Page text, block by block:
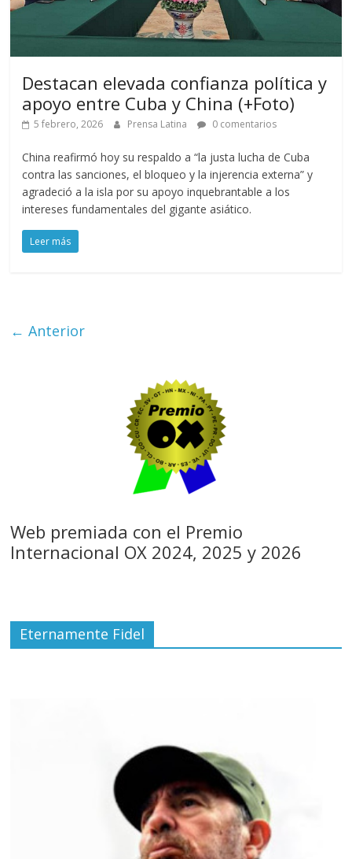
Destacan elevada confianza política y
apoyo entre Cuba y China (+Foto)
5 febrero, 2026 Prensa Latina 0 comentarios
China reafirmó hoy su respaldo a “la justa lucha de Cuba
contra las sanciones, el bloqueo y la injerencia externa” y
agradeció a la isla por su apoyo inquebrantable a los
intereses fundamentales del gigante asiático.
Leer más
← Anterior
Web premiada con el Premio
Internacional OX 2024, 2025 y 2026
Eternamente Fidel